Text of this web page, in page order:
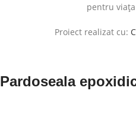
pentru
Proiect realizat cu:
Pardoseala